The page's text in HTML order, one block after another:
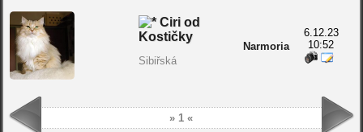
Ciri od
Kostičky
Sibiřská
Narmoria
6.12.23
10:52
» 1 «